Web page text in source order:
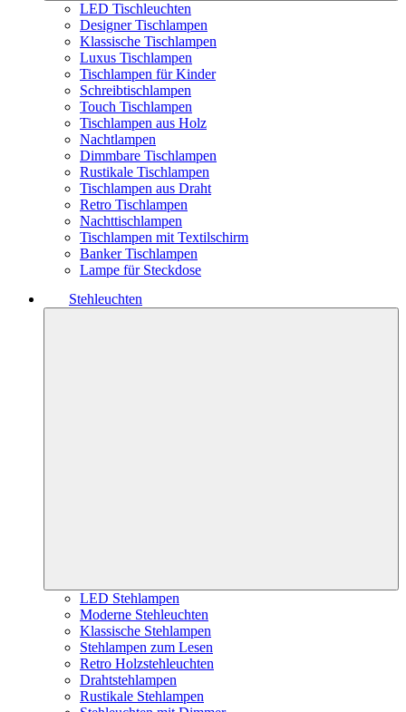
LED Tischleuchten
Designer Tischlampen
Klassische Tischlampen
Luxus Tischlampen
Tischlampen für Kinder
Schreibtischlampen
Touch Tischlampen
Tischlampen aus Holz
Nachtlampen
Dimmbare Tischlampen
Rustikale Tischlampen
Tischlampen aus Draht
Retro Tischlampen
Nachttischlampen
Tischlampen mit Textilschirm
Banker Tischlampen
Lampe für Steckdose
Stehleuchten
LED Stehlampen
Moderne Stehleuchten
Klassische Stehlampen
Stehlampen zum Lesen
Retro Holzstehleuchten
Drahtstehlampen
Rustikale Stehlampen